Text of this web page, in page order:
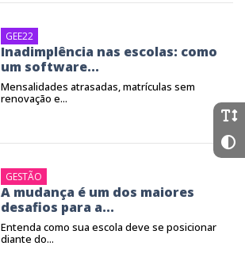
GEE22
Inadimplência nas escolas: como
um software...
Mensalidades atrasadas, matrículas sem
renovação e...
GESTÃO
A mudança é um dos maiores
desafios para a...
Entenda como sua escola deve se posicionar
diante do...